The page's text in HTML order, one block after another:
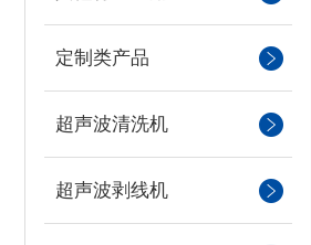
定制类产品
超声波清洗机
超声波剥线机